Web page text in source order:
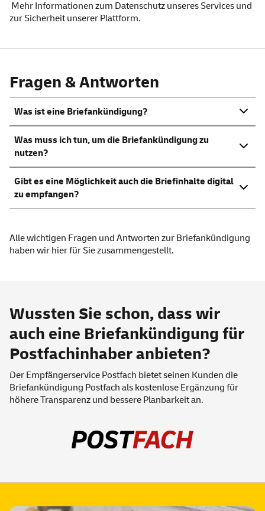
Mehr Informationen zum Datenschutz unseresServices und
zur Sicherheit unserer Plattform.
Fragen & Antworten
Was ist eine Briefankündigung?
Was muss ich tun, um die Briefankündigung zu
nutzen?
Gibt es eine Möglichkeit auch die Briefinhalte digital
zu empfangen?
Alle wichtigen Fragen und Antworten zur Briefankündigung
haben wir hierfür Sie zusammengestellt.
Wussten Sie schon, dass wir
auch eine Briefankündigung für
Postfachinhaber anbieten?
Der Empfängerservice Postfach bietet seinen Kunden die
Briefankündigung Postfach als kostenlose Ergänzung für
höhere Transparenz und bessere Planbarkeit an.